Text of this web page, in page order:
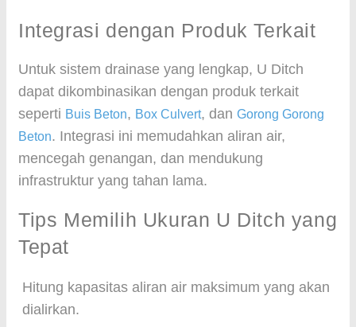
Integrasi dengan Produk Terkait
Untuk sistem drainase yang lengkap, U Ditch
dapat dikombinasikan dengan produk terkait
seperti Buis Beton, Box Culvert, dan Gorong Gorong
Beton. Integrasi ini memudahkan aliran air,
mencegah genangan, dan mendukung
infrastruktur yang tahan lama.
Tips Memilih Ukuran U Ditch yang
Tepat
Hitung kapasitas aliran air maksimum yang akan
dialirkan.